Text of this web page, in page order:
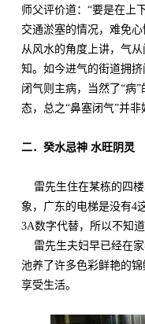
师父评价道：“要是在上
交通淤塞的情况，难免
从风水的角度上讲，气
知。如今进气的街道拥
闭气则主病，当然了“病
态，总之“鼻塞闭气”并非
二．癸水忌神 水旺阴灵
雷先生住在某栋的四楼
象，广东的电梯是没有4
3A数字代替，所以不知
雷先生夫妇早已经在家
池养了许多色彩鲜艳的
享受生活。